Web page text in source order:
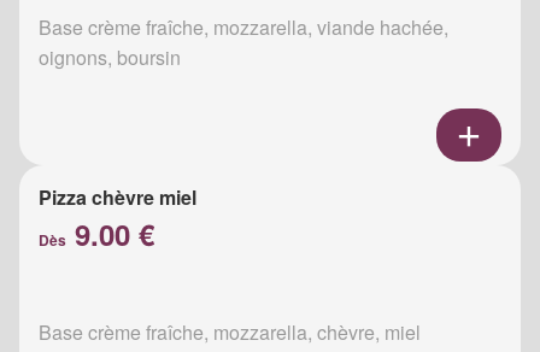
Base crème fraîche, mozzarella, viande hachée,
oignons, boursin
Pizza chèvre miel
Dès 9.00 €
Base crème fraîche, mozzarella, chèvre, miel